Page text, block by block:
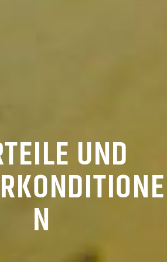
UND
N